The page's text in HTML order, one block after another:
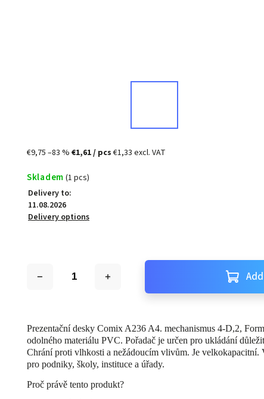
€9,75 –83 %€1,61/ pcs€1,33 excl. VAT
Skladem (1 pcs)
Delivery to:
11.08.2026
Delivery options
Prezentační desky Comix A236 A4. mechanismus 4-D,2,
odolného materiálu PVC. Pořadač je určen pro ukládání
Chrání proti vlhkosti a nežádoucím vlivům. Je
pro podniky, školy, instituce a úřady.
Proč právě tento produkt?